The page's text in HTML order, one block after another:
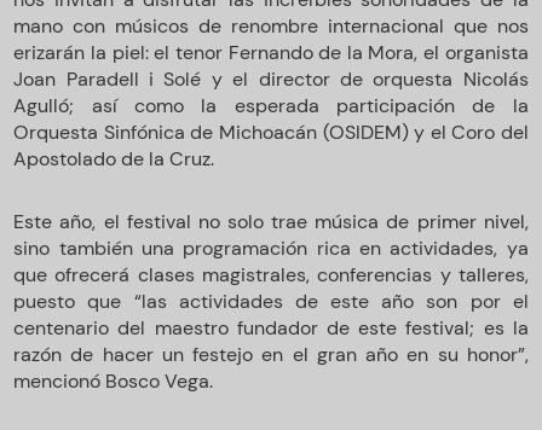
mano con músicos de renombre internacional que nos
erizarán la piel: el tenor Fernando de la Mora, el organista
Joan Paradell i Solé y el director de orquesta Nicolás
Agulló; así como la esperada participación de la
Orquesta Sinfónica de Michoacán (OSIDEM) y el Coro del
Apostolado de la Cruz.
Este año, el festival no solo trae música de primer nivel,
sino también una programación rica en actividades, ya
que ofrecerá clases magistrales, conferencias y talleres,
puesto que “las actividades de este año son por el
centenario del maestro fundador de este festival; es la
razón de hacer un festejo en el gran año en su honor”,
mencionó Bosco Vega.